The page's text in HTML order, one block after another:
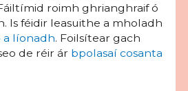
roimh ghrianghraif ó
Is féidir leasuithe a mholadh
a líonadh. Foilsítear gach
de réir ár bpolasaí cosanta